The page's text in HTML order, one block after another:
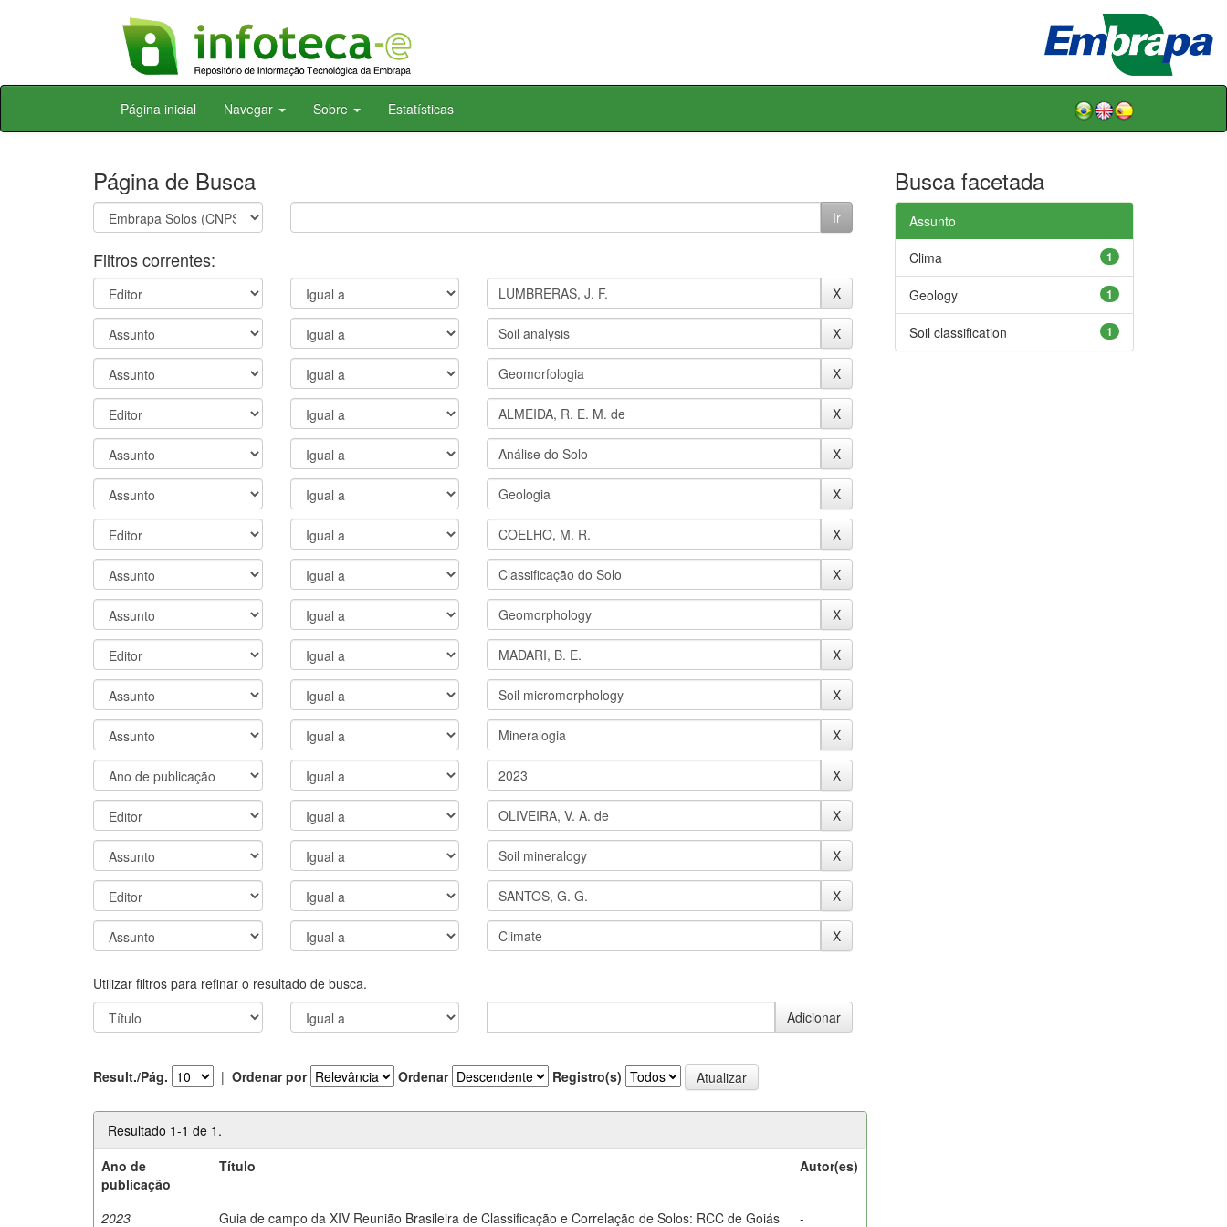
Skip
Página inicial Navegar Sobre Estatísticas
Página de Busca
Filtros correntes:
Utilizar filtros para refinar o resultado de busca.
Result./Pág. | Ordenar por Ordenar Registro(s)
Resultado 1-1 de 1.
Ano de
publicação
Título Autor(es)
2023
Guia de campo da XIV Reunião Brasileira de Classificação e Correlação de Solos: RCC de Goiás
-
Busca facetada
Assunto
1
Clima
1
Geology
1
Soil classification